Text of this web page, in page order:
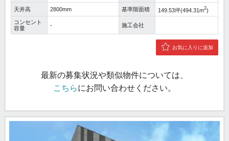
天井高 2800mm 基準階面積 149.53坪(494.31m2)
コンセント
容量
- 施工会社
お気に入りに追加
最新の募集状況や類似物件については、
こちらにお問い合わせください。